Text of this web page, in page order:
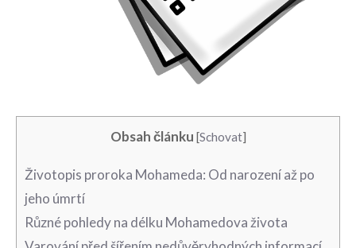
Obsah článku [Schovat]
Životopis proroka Mohameda: Od narození až po
jeho úmrtí
Různé pohledy na délku Mohamedova⁢ života